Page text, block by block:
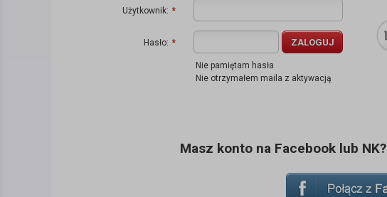
Użytkownik: *
Hasło: * ZALOGUJ
Nie pamiętam hasła
Nie otrzymałem maila z aktywacją
Masz konto na Facebook lub